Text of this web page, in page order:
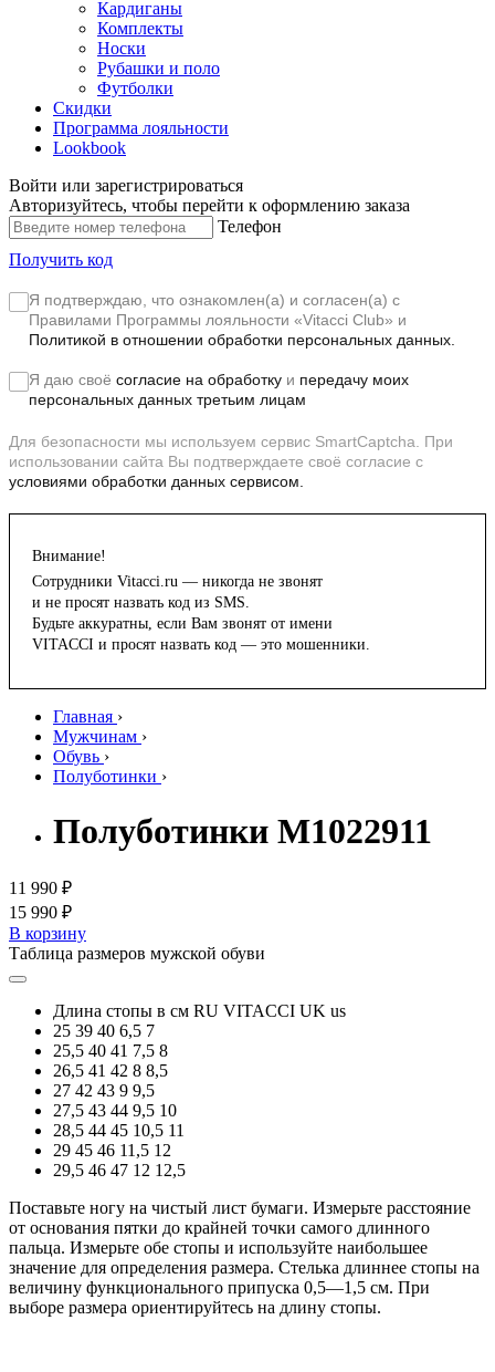
Кардиганы
Комплекты
Носки
Рубашки и поло
Футболки
Скидки
Программа лояльности
Lookbook
Войти или зарегистрироваться
Авторизуйтесь, чтобы перейти к оформлению заказа
Телефон
Получить код
Я подтверждаю, что ознакомлен(а) и согласен(а) с
Правилами Программы лояльности «Vitacci Club» и
Политикой в отношении обработки персональных данных.
Я даю своё согласие на обработку и передачу моих
персональных данных третьим лицам
Для безопасности мы используем сервис SmartCaptcha. При
использовании сайта Вы подтверждаете своё согласие с
условиями обработки данных сервисом.
Внимание!
Сотрудники Vitacci.ru — никогда не звонят
и не просят назвать код из SMS.
Будьте аккуратны, если Вам звонят от имени
VITACCI и просят назвать код — это мошенники.
Главная ›
Мужчинам ›
Обувь ›
Полуботинки ›
Полуботинки M1022911
11 990 ₽
15 990 ₽
В корзину
Таблица размеров мужской обуви
Длина стопы в см RU VITACCI UK us
25 39 40 6,5 7
25,5 40 41 7,5 8
26,5 41 42 8 8,5
27 42 43 9 9,5
27,5 43 44 9,5 10
28,5 44 45 10,5 11
29 45 46 11,5 12
29,5 46 47 12 12,5
Поставьте ногу на чистый лист бумаги. Измерьте расстояние
от основания пятки до крайней точки самого длинного
пальца. Измерьте обе стопы и используйте наибольшее
значение для определения размера. Стелька длиннее стопы на
величину функционального припуска 0,5—1,5 см. При
выборе размера ориентируйтесь на длину стопы.